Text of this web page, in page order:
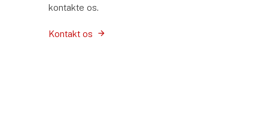
kontakte os.
Kontakt os